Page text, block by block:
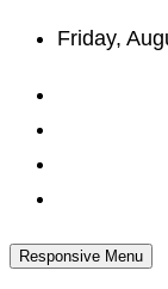
Skip
content
Friday,
Responsive Menu